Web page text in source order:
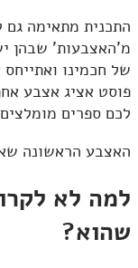
התכנית מתאימה גם
מ'האצבעות' שבהן
של חכמינו
פוסט אציג אצבע
לכם ספרים
האצבע הראשונה
למה לא
שהוא?